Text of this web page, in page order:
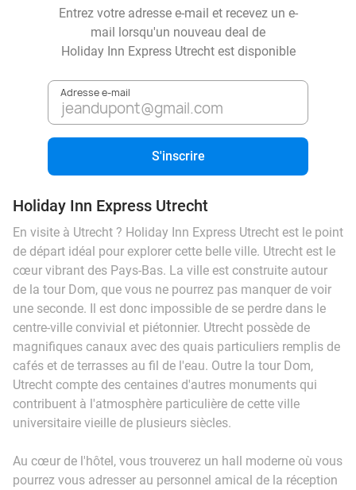
Entrez votre adresse e-mail et recevez un e-
mail lorsqu'un nouveau deal de
Holiday Inn Express Utrechtest disponible
Adresse e-mail
S'inscrire
Holiday Inn Express Utrecht
En visite à Utrecht ? Holiday Inn Express Utrecht est le point
de départ idéal pour explorer cette belle ville. Utrecht est le
cœur vibrant des Pays-Bas. La ville est construite autour
de la tour Dom, que vous ne pourrez pas manquer de voir
une seconde. Il est donc impossible de se perdre dans le
centre-ville convivial et piétonnier. Utrecht possède de
magnifiques canaux avec des quais particuliers remplis de
cafés et de terrasses au fil de l'eau. Outre la tour Dom,
Utrecht compte des centaines d'autres monuments qui
contribuent à l'atmosphère particulière de cette ville
universitaire vieille de plusieurs siècles.
Au cœur de l'hôtel, vous trouverez un hall moderne où vous
pourrez vous adresser au personnel amical de la réception